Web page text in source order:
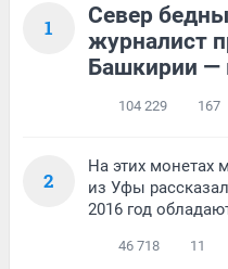
1
Север
журналист
Башкирии —
104 229 167
2
На этих монетах
из Уфы
2016 год
46 718 11